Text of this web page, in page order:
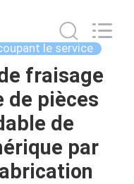
le service
fraisage
de pièces
de
par